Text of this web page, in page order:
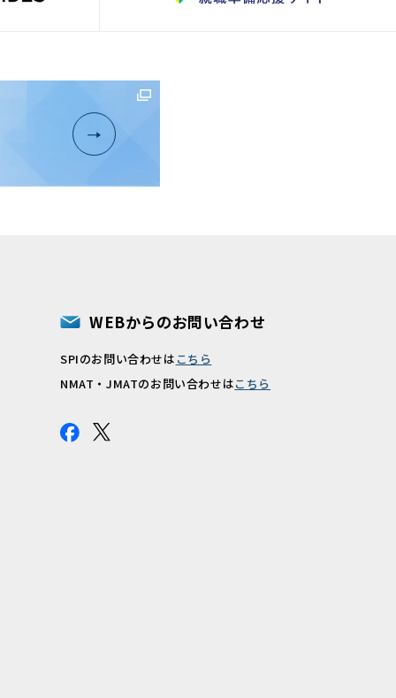
WEBからのお問い合わせ
SPIのお問い合わせは こちら
NMAT・JMATのお問い合わせはこちら